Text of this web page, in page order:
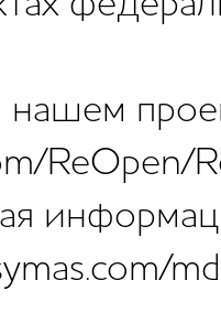
ReOpen/